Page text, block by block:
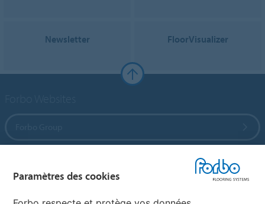
Newsletter FloorVisualizer
Paramètres des cookies